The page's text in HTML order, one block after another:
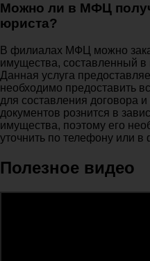
Можно ли в МФЦ
юриста?
В филиалах МФЦ можно
имущества, составленный
Данная услуга
необходимо предоставить
для составления договора и
документов рознится в
имущества, поэтому его
уточнить по телефону или
Полезное видео